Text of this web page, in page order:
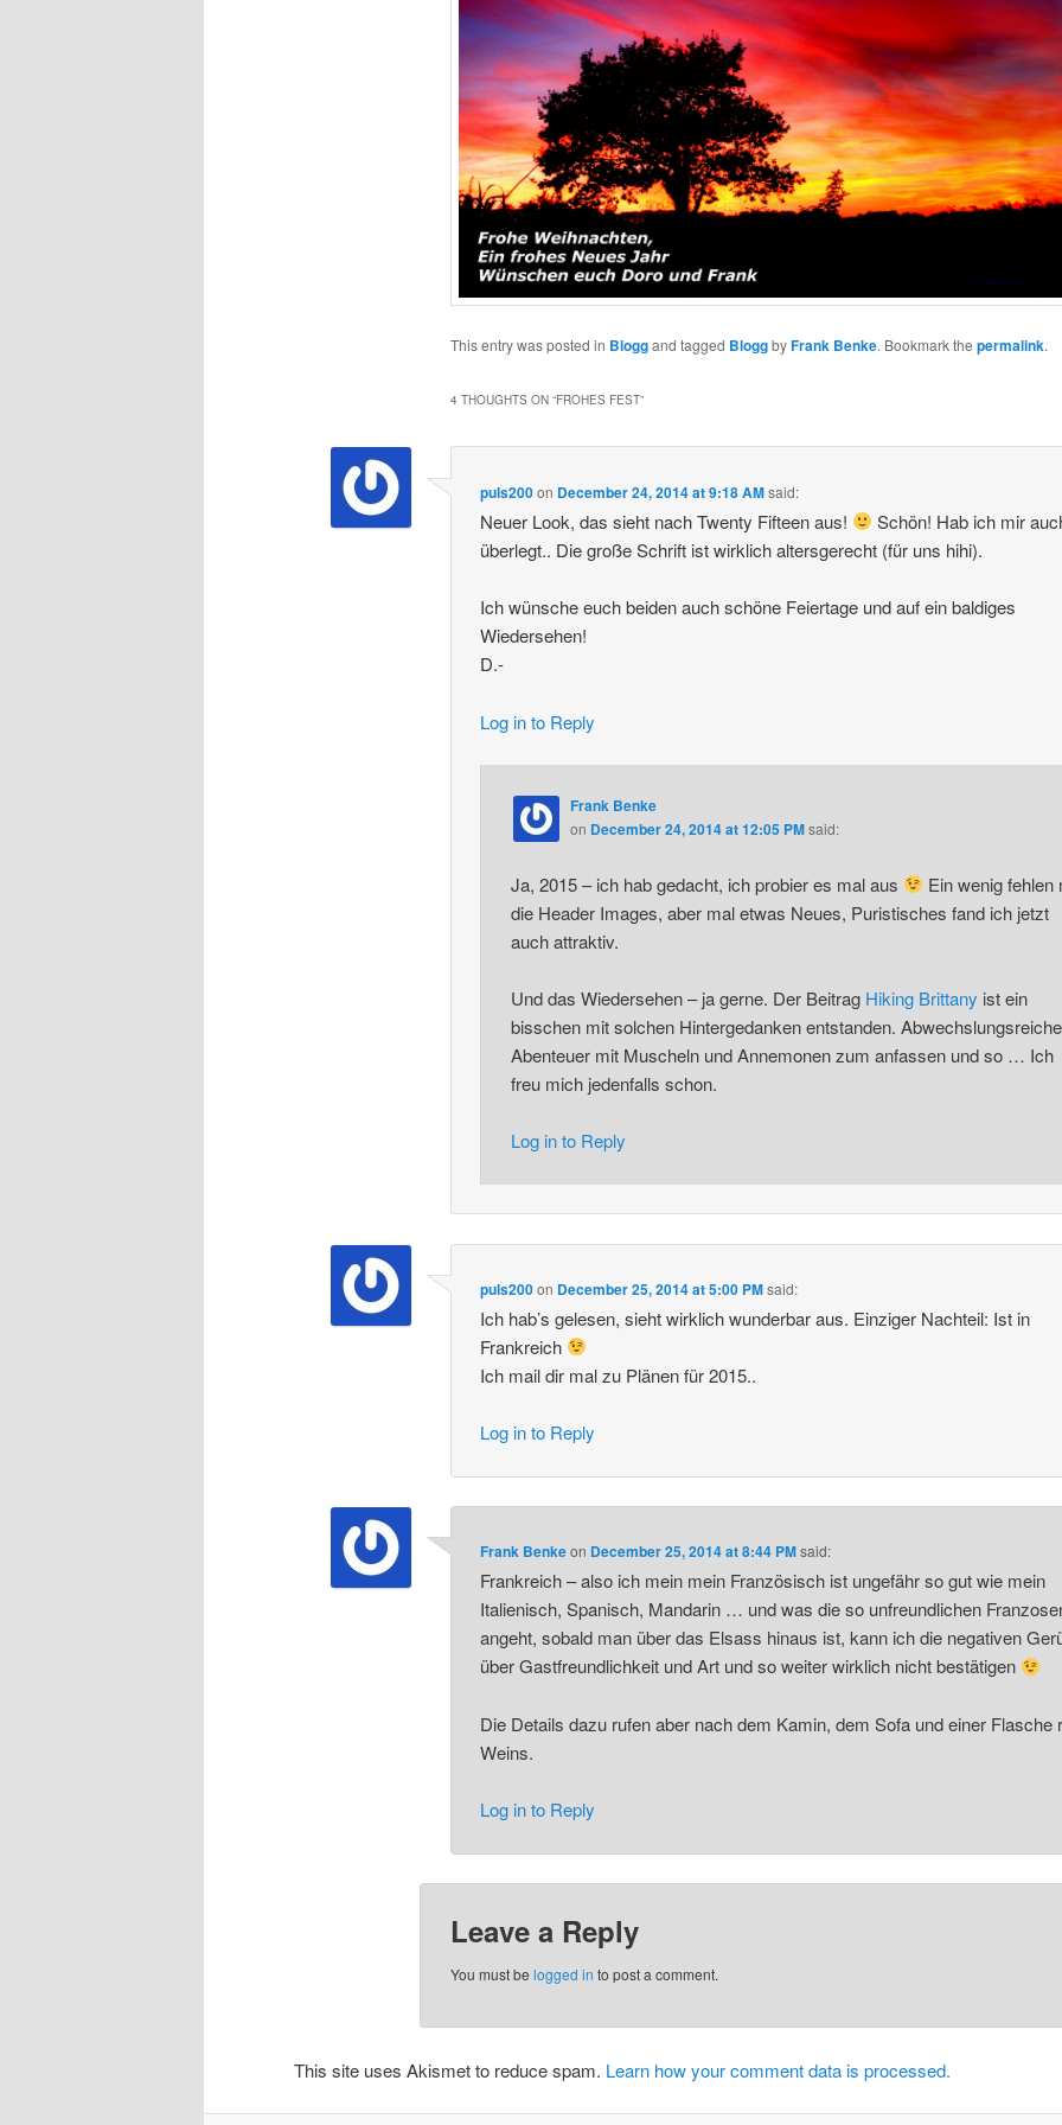
This entry was posted in Bloggand tagged BloggbyFrank Benke. Bookmark the permalink.
4 THOUGHTS ON “FROHES FEST”
puls200on December 24, 2014 at 9:18 AMsaid:
Neuer Look, das sieht nach Twenty Fifteen aus!
Schön! Hab ich mir
überlegt.. Die große Schrift ist wirklich altersgerecht (für uns hihi).
Ich wünsche euch beiden auch schöne Feiertage und auf ein baldiges
Wiedersehen!
D.-
Log in to Reply
Frank Benke
on December 24, 2014 at 12:05 PMsaid:
Ja, 2015 – ich hab gedacht, ich probier es mal aus
Ein wenig fehlen
die Header Images, aber mal etwas Neues, Puristisches fand ich jetzt
auch attraktiv.
Und das Wiedersehen – ja gerne. Der Beitrag Hiking Brittany ist ein
bisschen mit solchen Hintergedanken entstanden.
Abenteuer mit Muscheln und Annemonen zum anfassen und so … Ich
freu mich jedenfalls schon.
Log in to Reply
puls200on December 25, 2014 at 5:00 PMsaid:
Ich hab’s gelesen, sieht wirklich wunderbar aus. Einziger Nachteil: Ist in
Frankreich
Ich mail dir mal zu Plänen für 2015..
Log in to Reply
Frank Benkeon December 25, 2014 at 8:44 PMsaid:
Frankreich – also ich mein mein Französisch ist ungefähr so gut wie mein
Italienisch, Spanisch, Mandarin … und was die so unfreundlichen
angeht, sobald man über das Elsass hinaus ist, kann ich die negativen
über Gastfreundlichkeit und Art und so weiter wirklich nicht bestätigen
Die Details dazu rufen aber nach dem Kamin, dem Sofa und einer Flasche
Weins.
Log in to Reply
Leave a Reply
You must be logged in to post a comment.
This site uses Akismet to reduce spam. Learn how your comment data is processed.